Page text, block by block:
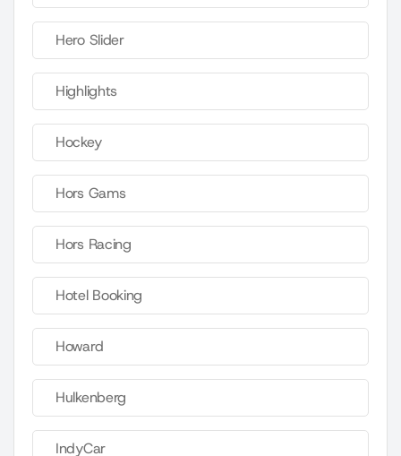
Hero Slider
Highlights
Hockey
Hors Gams
Hors Racing
Hotel Booking
Howard
Hulkenberg
IndyCar